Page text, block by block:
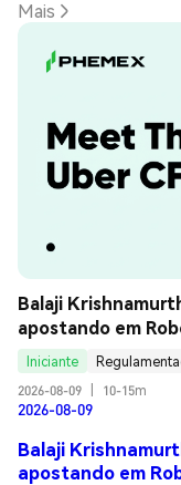
Mais
Balaji
apostando em
Iniciante
2026-08-09
10-15m
2026-08-09
Balaji
apostando em